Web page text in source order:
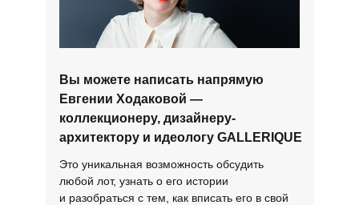
Это уникальная возможность обсудить
любой лот, узнать о его истории
и разобраться с тем, как вписать его в свой
Вы можете написать напрямую
Евгении Ходаковой —
коллекционеру, дизайнеру-
архитектору и идеологу GALLERIQUE